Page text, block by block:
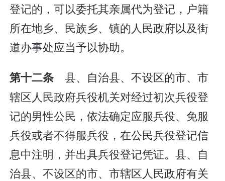
登记的，可以委托其亲属代为登记，户籍
所在地乡、民族乡、镇的人民政府以及街
道办事处应当予以协助。
第十二条 县、自治县、不设区的市、市
辖区人民政府兵役机关对经过初次兵役登
记的男性公民，依法确定应服兵役、免服
兵役或者不得服兵役，在公民兵役登记信
息中注明，并出具兵役登记凭证。县、自
治县、不设区的市、市辖区人民政府有关